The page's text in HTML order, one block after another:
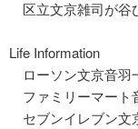
区立文京雑司が谷
Life Information
ローソン文京音羽
ファミリーマート
セブンイレブン文